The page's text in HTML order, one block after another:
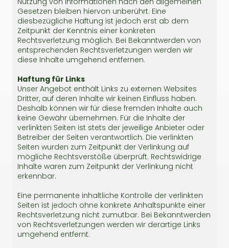
Gesetzen bleiben hiervon unberührt. Eine
diesbezügliche Haftung ist jedoch erst ab dem
Zeitpunkt der Kenntnis einer konkreten
Rechtsverletzung möglich. Bei Bekanntwerden von
entsprechenden Rechtsverletzungen werden wir
diese Inhalte umgehend entfernen.
Haftung für Links
Unser Angebot enthält Links zu externen Websites
Dritter, auf deren Inhalte wir keinen Einfluss haben.
Deshalb können wir für diese fremden Inhalte auch
keine Gewähr übernehmen. Für die Inhalte der
verlinkten Seiten ist stets der jeweilige Anbieter oder
Betreiber der Seiten verantwortlich. Die verlinkten
Seiten wurden zum Zeitpunkt der Verlinkung auf
mögliche Rechtsverstöße überprüft. Rechtswidrige
Inhalte waren zum Zeitpunkt der Verlinkung nicht
erkennbar.
Eine permanente inhaltliche Kontrolle der verlinkten
Seiten ist jedoch ohne konkrete Anhaltspunkte einer
Rechtsverletzung nicht zumutbar. Bei Bekanntwerden
von Rechtsverletzungen werden wir derartige Links
umgehend entfernt.